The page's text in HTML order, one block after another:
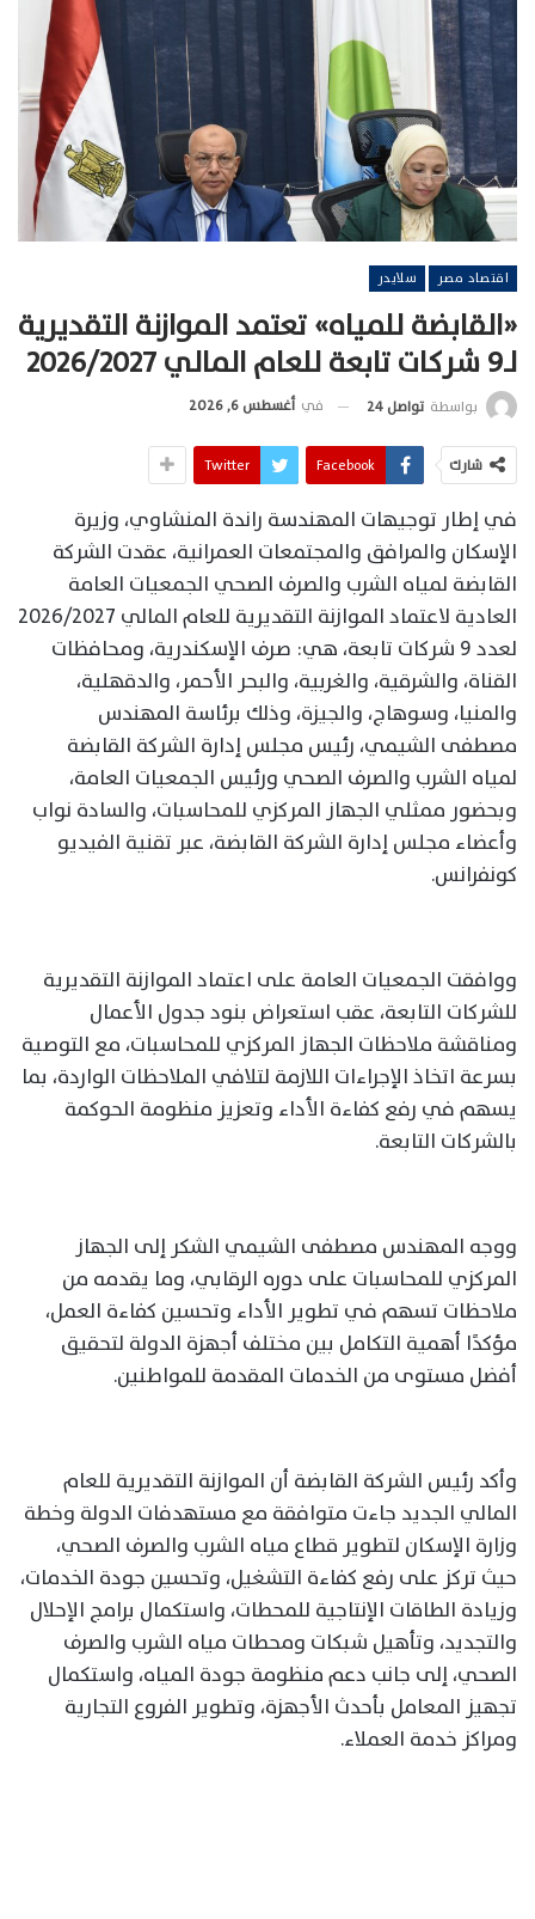
اقتصاد مصر سلايدر
«القابضة للمياه» تعتمد الموازنة التقديرية
لـ9 شركات تابعة للعام المالي 2026/2027
بواسطة تواصل 24 في أغسطس 6, 2026
شارك Facebook
Twitter
في إطار توجيهات المهندسة راندة المنشاوي، وزيرة
الإسكان والمرافق والمجتمعات العمرانية، عقدت الشركة
القابضة لمياه الشرب والصرف الصحي الجمعيات العامة
العادية لاعتماد الموازنة التقديرية للعام المالي 2026/2027
لعدد 9 شركات تابعة، هي: صرف الإسكندرية، ومحافظات
القناة، والشرقية، والغربية، والبحر الأحمر، والدقهلية،
والمنيا، وسوهاج، والجيزة، وذلك برئاسة المهندس
مصطفى الشيمي، رئيس مجلس إدارة الشركة القابضة
لمياه الشرب والصرف الصحي ورئيس الجمعيات العامة،
وبحضور ممثلي الجهاز المركزي للمحاسبات، والسادة نواب
وأعضاء مجلس إدارة الشركة القابضة، عبر تقنية الفيديو
كونفرانس.
ووافقت الجمعيات العامة على اعتماد الموازنة التقديرية
للشركات التابعة، عقب استعراض بنود جدول الأعمال
ومناقشة ملاحظات الجهاز المركزي للمحاسبات، مع التوصية
بسرعة اتخاذ الإجراءات اللازمة لتلافي الملاحظات الواردة، بما
يسهم في رفع كفاءة الأداء وتعزيز منظومة الحوكمة
بالشركات التابعة.
ووجه المهندس مصطفى الشيمي الشكر إلى الجهاز
المركزي للمحاسبات على دوره الرقابي، وما يقدمه من
ملاحظات تسهم في تطوير الأداء وتحسين كفاءة العمل،
مؤكدًا أهمية التكامل بين مختلف أجهزة الدولة لتحقيق
أفضل مستوى من الخدمات المقدمة للمواطنين.
وأكد رئيس الشركة القابضة أن الموازنة التقديرية للعام
المالي الجديد جاءت متوافقة مع مستهدفات الدولة وخطة
وزارة الإسكان لتطوير قطاع مياه الشرب والصرف الصحي،
حيث تركز على رفع كفاءة التشغيل، وتحسين جودة الخدمات،
وزيادة الطاقات الإنتاجية للمحطات، واستكمال برامج الإحلال
والتجديد، وتأهيل شبكات ومحطات مياه الشرب والصرف
الصحي، إلى جانب دعم منظومة جودة المياه، واستكمال
تجهيز المعامل بأحدث الأجهزة، وتطوير الفروع التجارية
ومراكز خدمة العملاء.